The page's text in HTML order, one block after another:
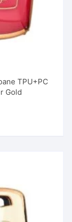
TPU+PC
Gold